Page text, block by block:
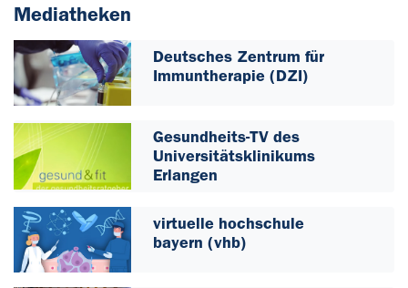
Mediatheken
Deutsches Zentrum für
Immuntherapie (DZI)
Gesundheits-TV des
Universitätsklinikums
Erlangen
virtuelle hochschule
bayern (vhb)